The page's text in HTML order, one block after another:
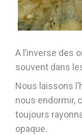
A l’inverse des
souvent dans
Nous laissons
nous endormir,
toujours
opaque.